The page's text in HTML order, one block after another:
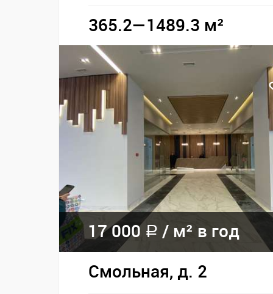
365.2—1489.3 м²
17 000 a / м² в год
Смольная, д. 2